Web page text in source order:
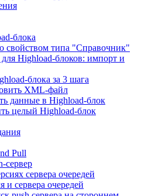
блока
свойством типа "Справочник"
Highload-блоков: импорт и
блока за 3 шага
XML-файл
данные в Highload-блок
целый Highload-блок
Pull
сервер
сервера очередей
и сервера очередей